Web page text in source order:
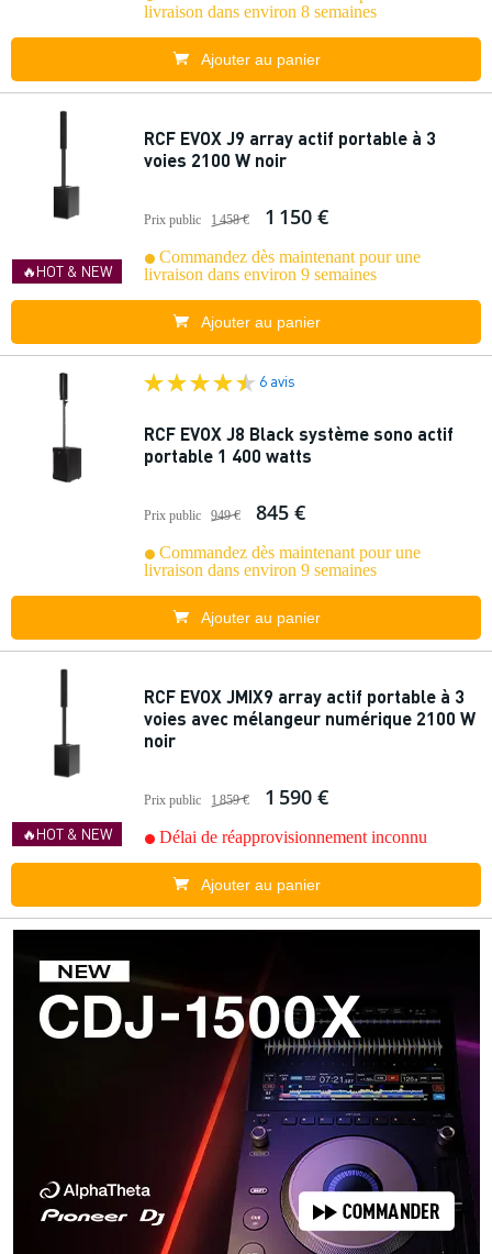
livraison dans environ 8 semaines
Ajouter au panier
🔥HOT & NEW
RCF EVOX J9 array actif portable à 3
voies 2100 W noir
Prix public 1 458 € 1 150 €
Commandez dès maintenant pour une
livraison dans environ 9 semaines
Ajouter au panier
6 avis
RCF EVOX J8 Black système sono actif
portable 1 400 watts
Prix public 949 € 845 €
Commandez dès maintenant pour une
livraison dans environ 9 semaines
Ajouter au panier
🔥HOT & NEW
RCF EVOX JMIX9 array actif portable à 3
voies avec mélangeur numérique 2100 W
noir
Prix public 1 859 € 1 590 €
Délai de réapprovisionnement inconnu
Ajouter au panier